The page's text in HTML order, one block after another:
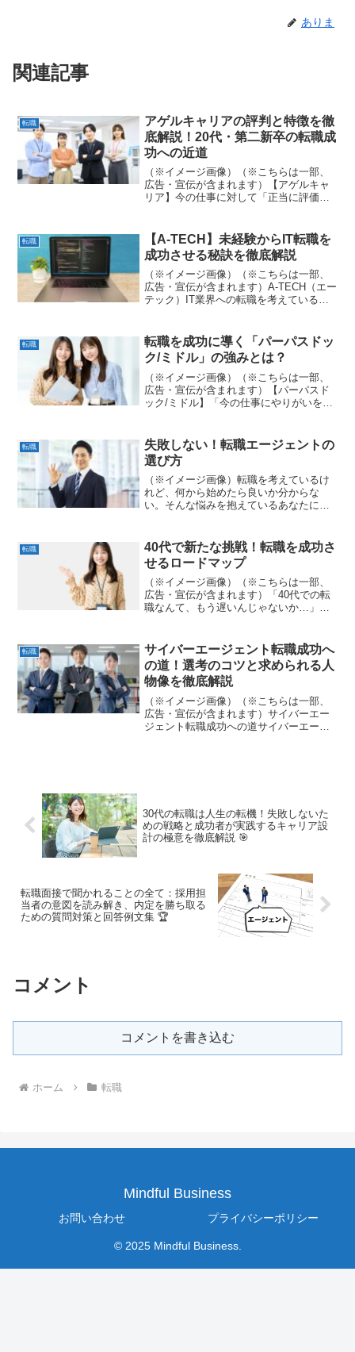
ありま
関連記事
転職
アゲルキャリアの評判と特徴を徹
底解説！20代・第二新卒の転職成
功への近道
（※イメージ画像）（※こちらは一部、
広告・宣伝が含まれます）【アゲルキャ
リア】今の仕事に対して「正当に評価さ
か？そんな20代や第二新卒の方から今、
熱い注目を集めているの...
転職
【A-TECH】未経験からIT転職を
成功させる秘訣を徹底解説
（※イメージ画像）（※こちらは一部、
広告・宣伝が含まれます）A-TECH（エー
テック）IT業界への転職を考えている皆
IT・Web・ゲーム業界に特化した転職エ
ージェント「...
転職
転職を成功に導く「パーパスドッ
ク/ミドル」の強みとは？
（※イメージ画像）（※こちらは一部、
広告・宣伝が含まれます）【パーパスド
ック/ミドル】「今の仕事にやりがいを感
へ。私たちは、単なる転職支援ではな
い、あなたのパーパス（目...
転職
失敗しない！転職エージェントの
選び方
（※イメージ画像）転職を考えているけ
れど、何から始めたら良いか分からな
い。そんな悩みを抱えているあなたに、
のキャリアプランに合わせた求人紹介か
ら、履歴書・職務経歴書の添...
転職
40代で新たな挑戦！転職を成功さ
せるロードマップ
（※イメージ画像）（※こちらは一部、
広告・宣伝が含まれます）「40代での転
職なんて、もう遅いんじゃないか…」そ
実です。しかし、40代だからこその強み
や経験を活かせば...
転職
サイバーエージェント転職成功へ
の道！選考のコツと求められる人
物像を徹底解説
（※イメージ画像）（※こちらは一部、
広告・宣伝が含まれます）サイバーエー
ジェント転職成功への道サイバーエージ
30代の転職は人生の転機！失敗しないた
めの戦略と成功者が実践するキャリア設
計の極意を徹底解説 🎯
転職面接で聞かれることの全て：採用担
当者の意図を読み解き、内定を勝ち取る
ための質問対策と回答例文集 🏆
コメント
コメントを書き込む
ホーム 転職
Mindful Business
お問い合わせ プライバシーポリシー
© 2025 Mindful Business.